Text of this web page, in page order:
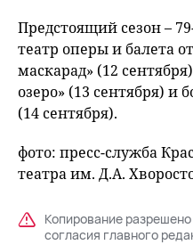
Предстоящий сезон –
театр оперы и балета
маскарад» (12
озеро» (13 сентября)
(14 сентября).
фото: пресс-служба
театра им. Д.А.
Копирование
согласия главного